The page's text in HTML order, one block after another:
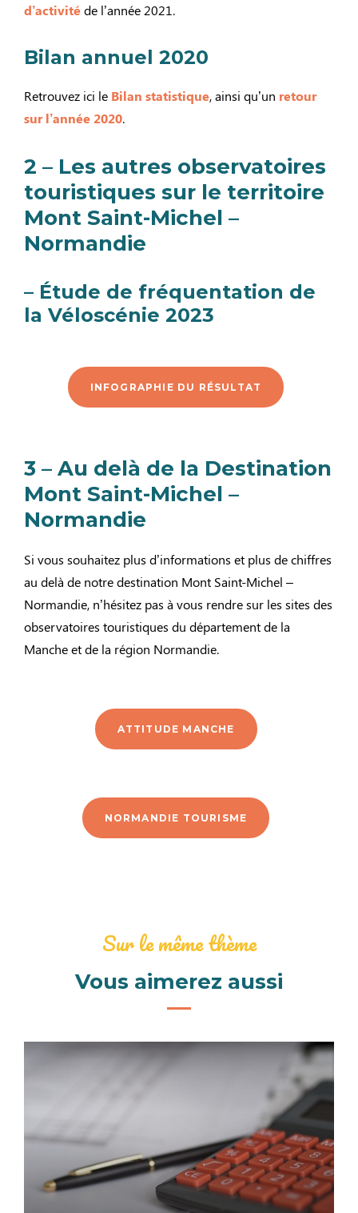
d’activitéde l’année 2021.
Bilan annuel 2020
Retrouvez ici le Bilan statistique, ainsi qu’un retour
sur l’année 2020.
2 – Les autres observatoires
touristiques sur le territoire
Mont Saint-Michel –
Normandie
– Étude de fréquentation de
la Véloscénie 2023
INFOGRAPHIE DU RÉSULTAT
3 – Au delà de la Destination
Mont Saint-Michel –
Normandie
Si vous souhaitez plus d’informations et plus de chiffres
au delà de notre destination Mont Saint-Michel –
Normandie, n’hésitez pas à vous rendre sur les sites des
observatoires touristiques du département de la
Manche et de la région Normandie.
ATTITUDE MANCHE
NORMANDIE TOURISME
Sur le même thème
Vous aimerez aussi